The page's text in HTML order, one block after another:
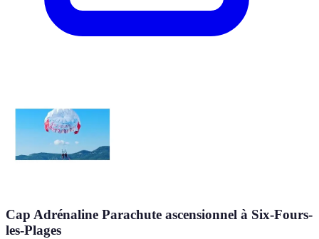
Cap Adrénaline Parachute ascensionnel à Six-Fours-
les-Plages